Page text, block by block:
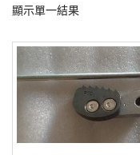
顯示單一結果